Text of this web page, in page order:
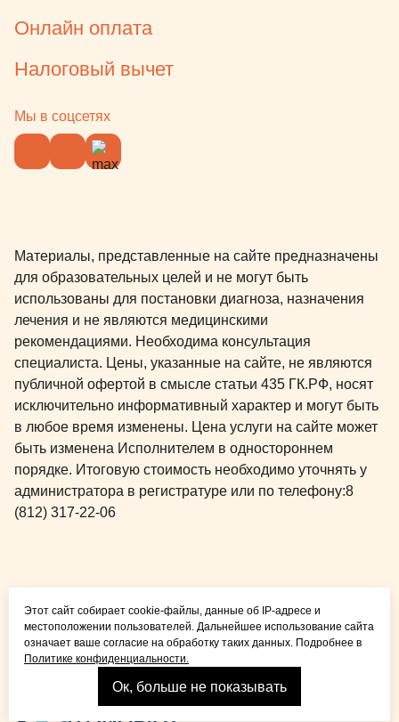
Онлайн оплата
Налоговый вычет
Мы в соцсетях
Материалы, представленные на сайте предназначены
для образовательных целей и не могут быть
использованы для постановки диагноза, назначения
лечения и не являются медицинскими
рекомендациями. Необходима консультация
специалиста. Цены, указанные на сайте, не являются
публичной офертой в смысле статьи 435 ГК.РФ, носят
исключительно информативный характер и могут быть
в любое время изменены. Цена услуги на сайте может
быть изменена Исполнителем в одностороннем
порядке. Итоговую стоимость необходимо уточнять у
администратора в регистратуре или по телефону:8
(812) 317-22-06
детей и взрослых
Взрослая стоматология
Этот сайт собирает cookie-файлы, данные об IP-адресе и
местоположении пользователей. Дальнейшее использование сайта
означает ваше согласие на обработку таких данных. Подробнее в
Политике конфиденциальности.
Ок, больше не показывать